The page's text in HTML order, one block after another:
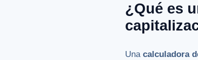
¿Qué es
Una calculadora